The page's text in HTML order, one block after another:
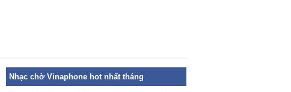
Nhạc chờ Vinaphone hot nhất tháng